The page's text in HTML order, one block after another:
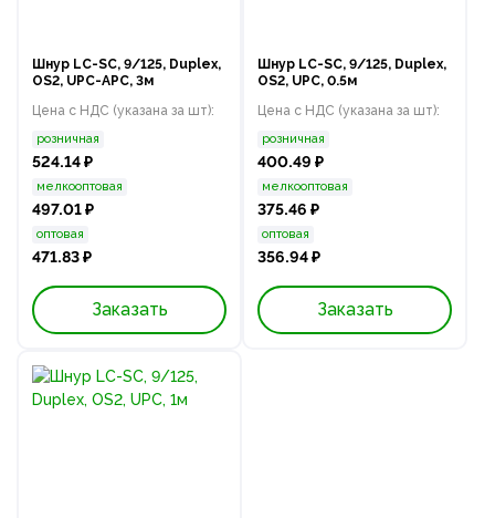
Шнур LC-SC, 9/125, Duplex,
OS2, UPC-APC, 3м
Цена с НДС (указана за шт):
розничная
524.14 ₽
мелкооптовая
497.01 ₽
оптовая
471.83 ₽
Заказать
Шнур LC-SC, 9/125, Duplex,
OS2, UPC, 0.5м
Цена с НДС (указана за шт):
розничная
400.49 ₽
мелкооптовая
375.46 ₽
оптовая
356.94 ₽
Заказать